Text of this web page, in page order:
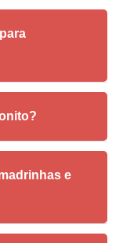
do casamento
aleatórios.
antes da
calma.
ser simples e
e
equilíbrio